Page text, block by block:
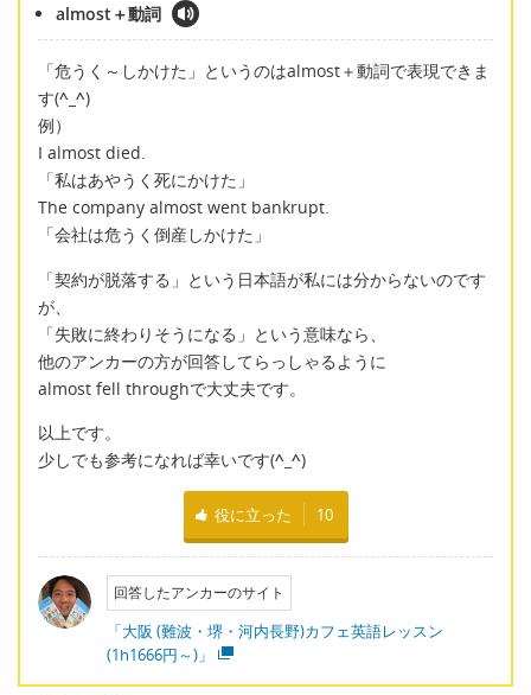
almost＋動詞
「危うく～しかけた」というのはalmost＋動詞で表現できま
す(^_^)
例）
I almost died.
「私はあやうく死にかけた」
The company almost went bankrupt.
「会社は危うく倒産しかけた」
「契約が脱落する」という日本語が私には分からないのです
が、
「失敗に終わりそうになる」という意味なら、
他のアンカーの方が回答してらっしゃるように
almost fell throughで大丈夫です。
以上です。
少しでも参考になれば幸いです(^_^)
役に立った 10
回答したアンカーのサイト
「大阪 (難波・堺・河内長野)カフェ英語レッスン
(1h1666円～)」